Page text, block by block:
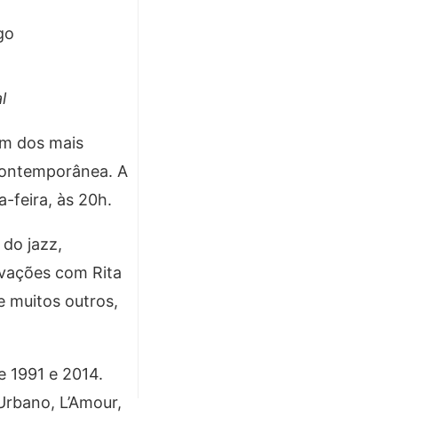
dos mais
A
feira, às 20h.
jazz,
com Rita
muitos outros,
e 2014.
L’Amour,